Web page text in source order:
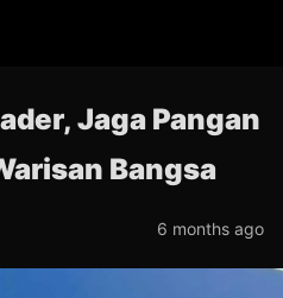
Jaga Pangan
Bangsa
6 months ago